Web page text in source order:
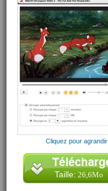
Cliquez pour agrandir
Taille: 26,6Mo